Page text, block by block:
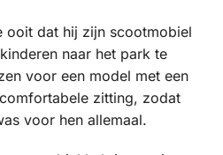
ooit dat hij zijn scootmobiel
naar het park te
voor een model met een
zitting, zodat
voor hen allemaal.